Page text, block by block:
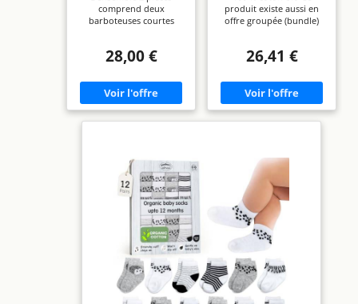
comprend deux
barboteuses courtes
jersey de coton bio doux
peau de bébé et
respectueux de la planète
28,00 €
produit existe aussi en
offre groupée (bundle)
Aqua Harmonie) idéal
naissance bébé
26,41 €